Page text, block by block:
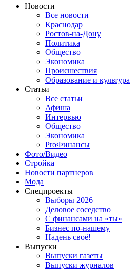
Новости
Все новости
Краснодар
Ростов-на-Дону
Политика
Общество
Экономика
Происшествия
Образование и культура
Статьи
Все статьи
Афиша
Интервью
Общество
Экономика
ProФинансы
Фото/Видео
Стройка
Новости партнеров
Мода
Спецпроекты
Выборы 2026
Деловое соседство
С финансами на «ты»
Бизнес по-нашему
Надень своё!
Выпуски
Выпуски газеты
Выпуски журналов